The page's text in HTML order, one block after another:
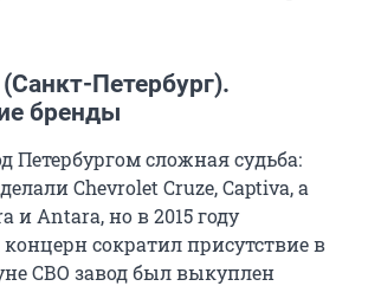
Петербург).
бренды
Петербургом сложная судьба:
Chevrolet Cruze, Captiva, а
и Antara, но в 2015 году
сократил присутствие в
СВО завод был выкуплен